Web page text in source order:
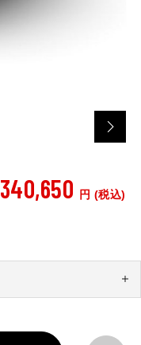
340,650 円 (税込)